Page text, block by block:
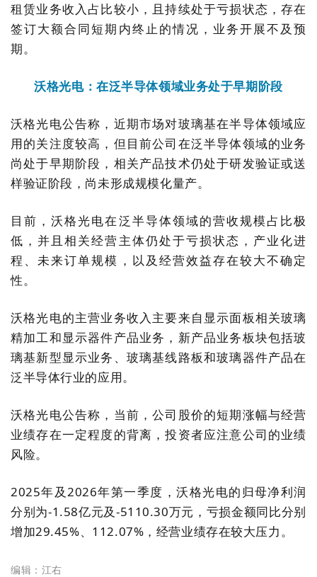
租赁业务收入占比较小，且持续处于亏损状态，存在
签订大额合同短期内终止的情况，业务开展不及预
期。
沃格光电：在泛半导体领域业务处于早期阶段
沃格光电公告称，近期市场对玻璃基在半导体领域应
用的关注度较高，但目前公司在泛半导体领域的业务
尚处于早期阶段，相关产品技术仍处于研发验证或送
样验证阶段，尚未形成规模化量产。
目前，沃格光电在泛半导体领域的营收规模占比极
低，并且相关经营主体仍处于亏损状态，产业化进
程、未来订单规模，以及经营效益存在较大不确定
性。
沃格光电的主营业务收入主要来自显示面板相关玻璃
精加工和显示器件产品业务，新产品业务板块包括玻
璃基新型显示业务、玻璃基线路板和玻璃器件产品在
泛半导体行业的应用。
沃格光电公告称，当前，公司股价的短期涨幅与经营
业绩存在一定程度的背离，投资者应注意公司的业绩
风险。
2025年及2026年第一季度，沃格光电的归母净利润
分别为-1.58亿元及-5110.30万元，亏损金额同比分别
增加29.45%、112.07%，经营业绩存在较大压力。
编辑：江右